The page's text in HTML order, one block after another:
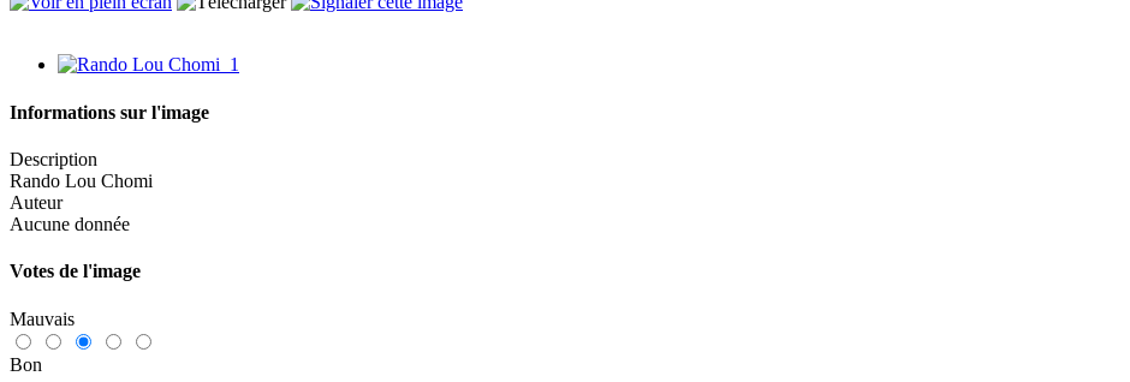
Informations sur l'image
Description
Rando Lou Chomi
Auteur
Aucune donnée
Votes de l'image
Mauvais
Bon